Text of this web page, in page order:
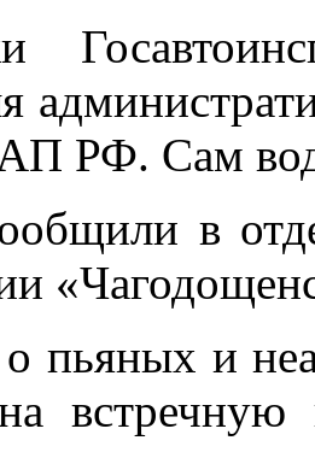
РФ. Сам
в
пьяных и